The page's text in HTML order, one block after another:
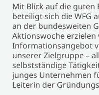
Mit Blick auf die
beteiligt sich die WFG
an der bundesweiten
Aktionswoche
Informationsangebot
unserer Zielgruppe –
selbstständige
junges Unternehmen
Leiterin der